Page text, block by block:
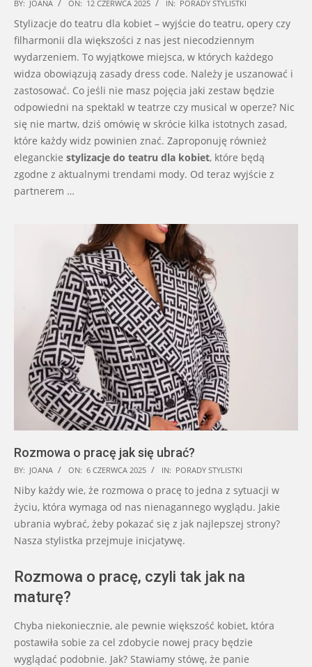
06-
12
BY: JOANA ON: 12 CZERWCA 2025 IN: PORADY STYLISTKI
Stylizacje do teatru dla kobiet – wyjście do teatru, opery czy
filharmonii dla większości z nas jest niecodziennym
wydarzeniem. To wyjątkowe miejsca, w których każdego
widza obowiązują zasady dress code. Należy je uszanować i
zastosować. Co jeśli nie masz pojęcia jaki zestaw będzie
odpowiedni na spektakl w teatrze czy musical w operze? Nic
się nie martw, dziś omówię w skrócie kilka istotnych zasad,
które każdy widz powinien znać. Zaproponuję również
eleganckie stylizacje do teatru dla kobiet, które będą
zgodne z aktualnymi trendami mody. Od teraz wyjście z
partnerem …
Rozmowa o pracę jak się ubrać?
2025-
06-
06
BY: JOANA ON: 6 CZERWCA 2025 IN: PORADY STYLISTKI
Niby każdy wie, że rozmowa o pracę to jedna z sytuacji w
życiu, która wymaga od nas nienagannego wyglądu. Jakie
ubrania wybrać, żeby pokazać się z jak najlepszej strony?
Nasza stylistka przejmuje inicjatywę.
Rozmowa o pracę, czyli tak jak na
maturę?
Chyba niekoniecznie, ale pewnie większość kobiet, która
postawiła sobie za cel zdobycie nowej pracy będzie
wyglądać podobnie. Jak? Stawiamy stówę, że panie